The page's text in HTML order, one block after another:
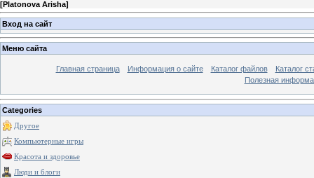
[Platonova Arisha]
Вход на сайт
Меню сайта
Главная страница Информация о сайте Каталог файлов
Каталог
Полезная
Categories
Другое
Компьютерные игры
Красота и здоровье
Люди и блоги